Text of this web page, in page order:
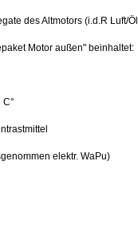
des Altmotors (i.d.R Luft/
Motor außen" beinhaltet:
elektr. WaPu)